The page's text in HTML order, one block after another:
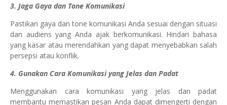
3. Jaga Gaya dan Tone Komunikasi
Pastikan gaya dan tone komunikasi Anda sesuai dengan situasi
dan audiens yang Anda ajak berkomunikasi. Hindari bahasa
yang kasar atau merendahkan yang dapat menyebabkan salah
persepsi atau konflik.
4. Gunakan Cara Komunikasi yang Jelas dan Padat
Menggunakan cara komunikasi yang jelas dan padat
membantu memastikan pesan Anda dapat dimengerti dengan